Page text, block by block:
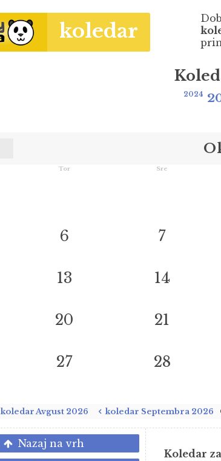
koledar
2024
Tor Sre
6 7
13 14
20 21
27 28
koledar Avgust 2026 koledar Septembra 2026
Nazaj na vrh
Koledar